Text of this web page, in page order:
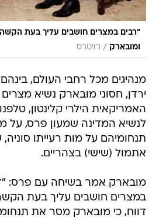
"רבים במצרים חושבים עליך בעת
ומובארק / רויטרס
מנהיגים מכל רחבי העולם,
ירדן, חסוני מובארק נשיא
האמריקאית הילרי קלינטון,
לנשיא המדינה שמעון פרס, על
תנחומיהם על מות רעייתו
אתמול (שישי) בצהריים.
מובארק אמר בשיחה עם פרס:
במצרים חושבים עליך בעת
דווח, כי מובארק מסר את